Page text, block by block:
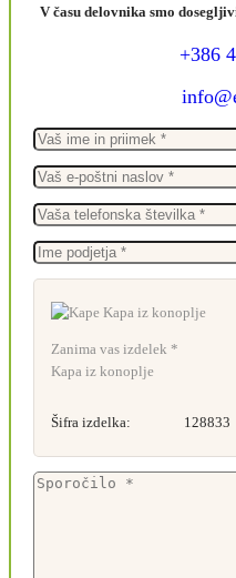
V času delovnika smo
+386
Zanima vas izdelek *
Kapa iz konoplje
Šifra izdelka: 128833